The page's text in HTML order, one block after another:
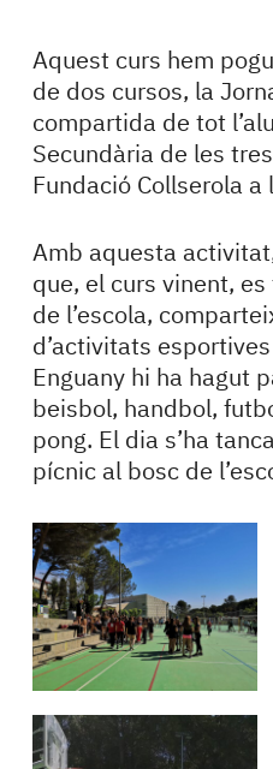
Aquest curs hem
de dos cursos, la
compartida de tot
Secundària de les
Fundació Collserola a
Amb aquesta
que, el curs vinent,
de l’escola,
d’activitats
Enguany hi ha hagut
beisbol, handbol,
pong. El dia s’ha
pícnic al bosc de